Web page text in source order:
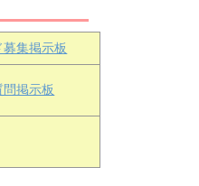
・ヴェ
募集掲示板
掲示板